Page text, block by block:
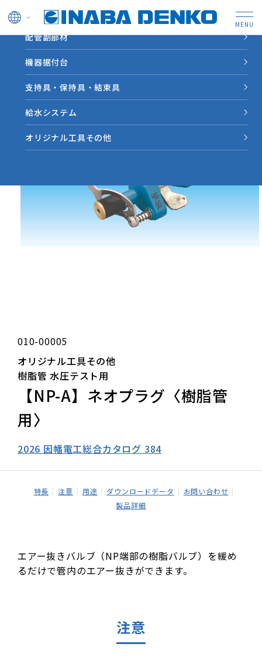
ドレン管
配管副部材
機器据付台
支持具・保持具・結束具
給水システム
オリジナル工具その他
HOME 製品情報 【NP-A】ネオプラグ〈樹脂管用〉
010-00005
オリジナル工具その他
樹脂管 水圧テスト用
【NP-A】ネオプラグ〈樹脂管
用〉
2026 因幡電工総合カタログ 384
特長 注意 用途 ダウンロードデータ
お問い合わせ
製品詳細
エアー抜きバルブ（NP端部の樹脂バルブ）を緩め
るだけで管内のエアー抜きができます。
注意